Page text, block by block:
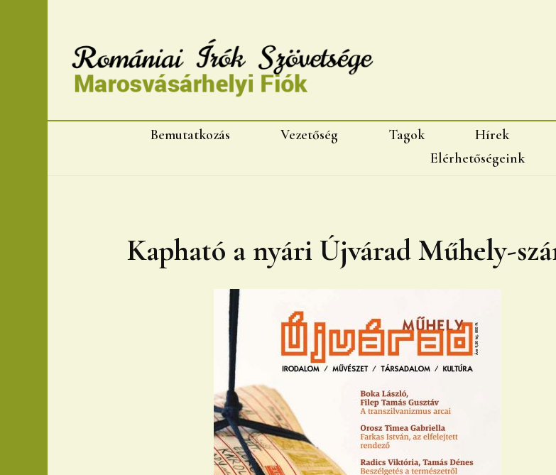
Romániai Írók Szövetsége,
Bemutatkozás Vezetőség Tagok Hírek
Elérhetőségeink
Kapható a nyári Újvárad Műhely-